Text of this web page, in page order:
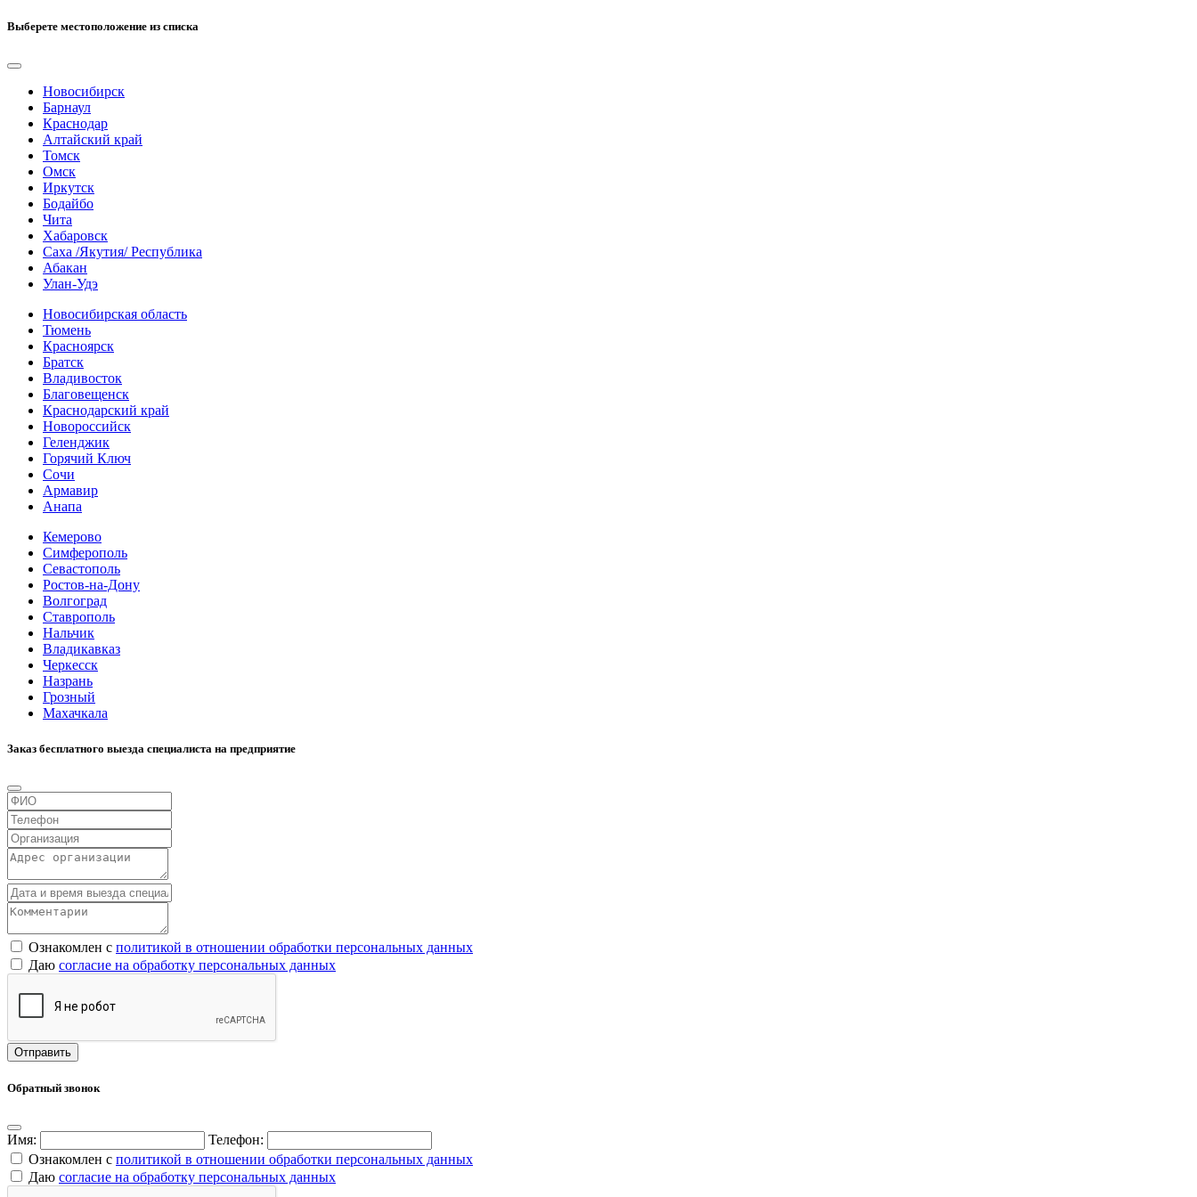
Выберете местоположение из списка
Новосибирск
Барнаул
Краснодар
Алтайский край
Томск
Омск
Иркутск
Бодайбо
Чита
Хабаровск
Саха /Якутия/ Республика
Абакан
Улан-Удэ
Новосибирская область
Тюмень
Красноярск
Братск
Владивосток
Благовещенск
Краснодарский край
Новороссийск
Геленджик
Горячий Ключ
Сочи
Армавир
Анапа
Кемерово
Симферополь
Севастополь
Ростов-на-Дону
Волгоград
Ставрополь
Нальчик
Владикавказ
Черкесск
Назрань
Грозный
Махачкала
Заказ бесплатного выезда специалиста на предприятие
Ознакомлен с политикой в отношении обработки персональных данных
Даю согласие на обработку персональных данных
Обратный звонок
Имя:
Телефон:
Ознакомлен с политикой в отношении обработки персональных данных
Даю согласие на обработку персональных данных